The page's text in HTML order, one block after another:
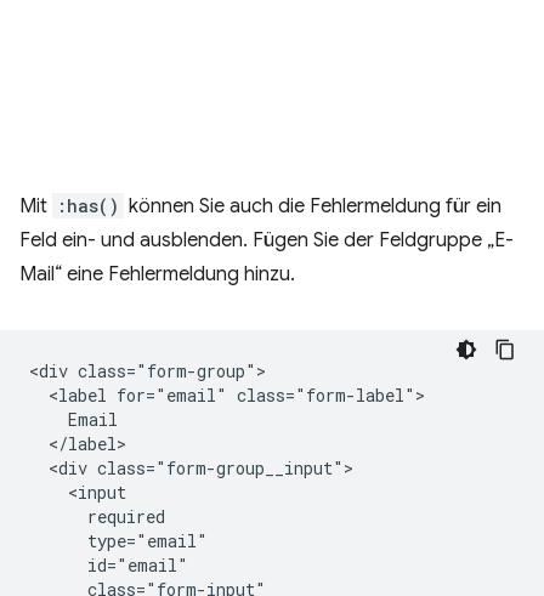
Mit :has() können Sie auch die Fehlermeldung für ein
Feld ein- und ausblenden. Fügen Sie der Feldgruppe „E-
Mail“ eine Fehlermeldung hinzu.
<div class="form-group">
  <label for="email" class="form-label">
    Email
  </label>
  <div class="form-group__input">
    <input
      required
      type="email"
      id="email"
      class="form-input"